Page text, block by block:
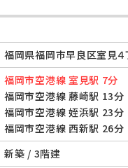
福岡県福岡市早良区室見
福岡市空港線 室見駅 7分
福岡市空港線 藤崎駅 13分
福岡市空港線 姪浜駅 23分
福岡市空港線 西新駅 26分
新築 / 3階建